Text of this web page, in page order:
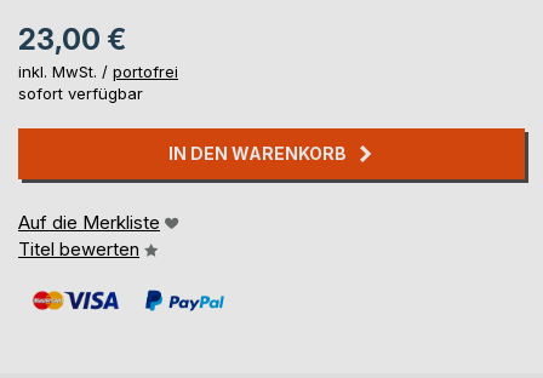
23,00 €
inkl. MwSt. / portofrei
sofort verfügbar
IN DEN WARENKORB
Auf die Merkliste
Titel bewerten